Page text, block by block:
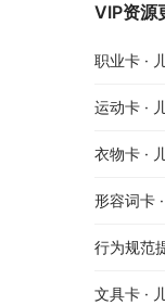
VIP资源
职业卡 ·
运动卡 ·
衣物卡 ·
形容词卡
行为规范
文具卡 ·